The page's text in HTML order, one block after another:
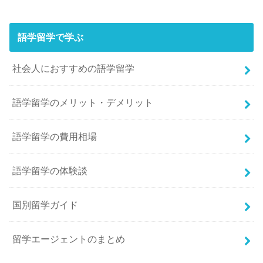
語学留学で学ぶ
社会人におすすめの語学留学
語学留学のメリット・デメリット
語学留学の費用相場
語学留学の体験談
国別留学ガイド
留学エージェントのまとめ